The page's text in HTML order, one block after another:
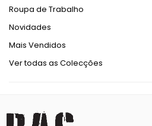
Roupa de Trabalho
Novidades
Mais Vendidos
Ver todas as Colecções